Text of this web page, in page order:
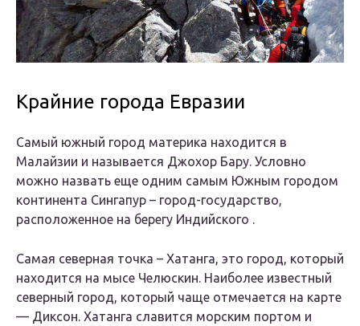
Крайние города Евразии
Самый южный город материка находится в
Малайзии и называется Джохор Бару. Условно
можно назвать еще одним самым Южным городом
континента Сингапур – город-государство,
расположенное на берегу Индийского .
Самая северная точка – Хатанга, это город, который
находится на мысе Челюскин. Наиболее известный
северный город, который чаще отмечается на карте
— Диксон. Хатанга славится морским портом и